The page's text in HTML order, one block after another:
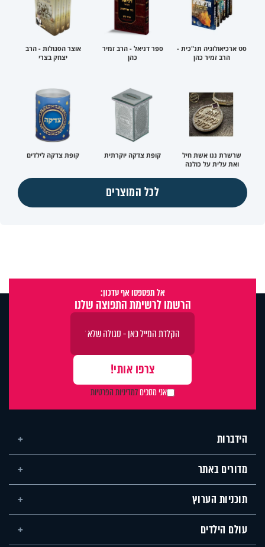
סט ארכיאולוגיה תנ"כית -
הרב זמיר כהן
ספר דניאל - הרב זמיר
כהן
אוצר הסגולות - הרב
יצחק בצרי
שרשרת ננו אשת חיל
ואת עלית על כולנה
קופת צדקה יוקרתית קופת צדקה לילדים
לכל המוצרים
אל תפספסו אף עדכון:
הרשמו לרשימת התפוצה שלנו
אני מסכיםלמדיניות הפרטיות
הידברות
מדורים באתר
תוכניות הערוץ
עולם הילדים